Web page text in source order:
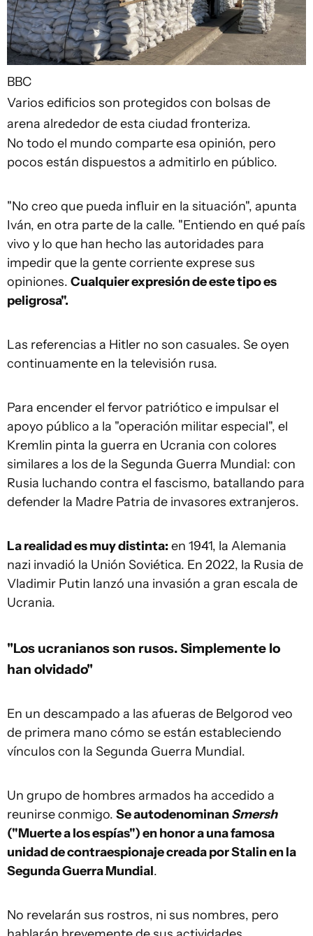
BBC
Varios edificios son protegidos con bolsas de
arena alrededor de esta ciudad fronteriza.
No todo el mundo comparte esa opinión, pero
pocos están dispuestos a admitirlo en público.
"No creo que pueda influir en la situación", apunta
Iván, en otra parte de la calle. "Entiendo en qué país
vivo y lo que han hecho las autoridades para
impedir que la gente corriente exprese sus
opiniones. Cualquier expresión de este tipo es
peligrosa".
Las referencias a Hitler no son casuales. Se oyen
continuamente en la televisión rusa.
Para encender el fervor patriótico e impulsar el
apoyo público a la "operación militar especial", el
Kremlin pinta la guerra en Ucrania con colores
similares a los de la Segunda Guerra Mundial: con
Rusia luchando contra el fascismo, batallando para
defender la Madre Patria de invasores extranjeros.
La realidad es muy distinta: en 1941, la Alemania
nazi invadió la Unión Soviética. En 2022, la Rusia de
Vladimir Putin lanzó una invasión a gran escala de
Ucrania.
"Los ucranianos son rusos. Simplemente lo
han olvidado"
En un descampado a las afueras de Belgorod veo
de primera mano cómo se están estableciendo
vínculos con la Segunda Guerra Mundial.
Un grupo de hombres armados ha accedido a
reunirse conmigo. Se autodenominanSmersh
("Muerte a los espías") en honor a una famosa
unidad de contraespionaje creada por Stalin en la
Segunda Guerra Mundial.
No revelarán sus rostros, ni sus nombres, pero